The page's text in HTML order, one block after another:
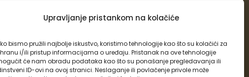
Upravljanje pristankom na kolačiće
bismo pružili najbolje iskustvo, koristimo tehnologije kao što su kolačići za
i/ili pristup informacijama o uređaju. Pristanak na ove tehnologije
će nam obradu podataka kao što su ponašanje pregledavanja ili
ID-ovi na ovoj stranici. Neslaganje ili povlačenje privole može
brijanja
Podaci o dostavi i plaćanju
Veleprodaja
Odustajanje od ugovora